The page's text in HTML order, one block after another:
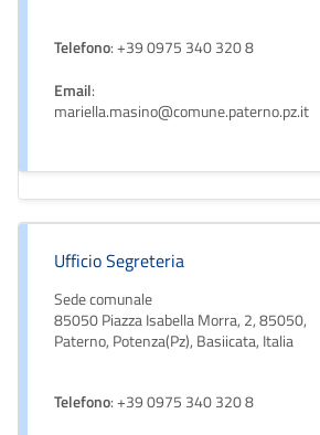
Telefono: +39 0975 340 320 8
Email:
mariella.masino@comune.paterno.pz.it
Ufficio Segreteria
Sede comunale
85050 Piazza Isabella Morra, 2, 85050,
Paterno, Potenza(Pz), Basiicata, Italia
Telefono: +39 0975 340 320 8